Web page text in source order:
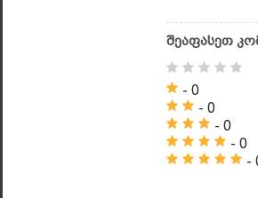
შეაფასეთ
- 0
- 0
- 0
- 0
-